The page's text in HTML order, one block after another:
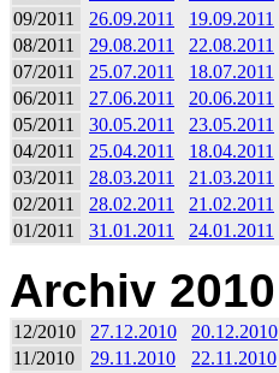
09/2011
26.09.2011 19.09.2011
08/2011
29.08.2011 22.08.2011
07/2011
25.07.2011 18.07.2011
06/2011
27.06.2011 20.06.2011
05/2011
30.05.2011 23.05.2011
04/2011
25.04.2011 18.04.2011
03/2011
28.03.2011 21.03.2011
02/2011
28.02.2011 21.02.2011
01/2011
31.01.2011 24.01.2011
Archiv 2010
12/2010 27.12.2010 20.12.2010
11/2010
29.11.2010 22.11.2010